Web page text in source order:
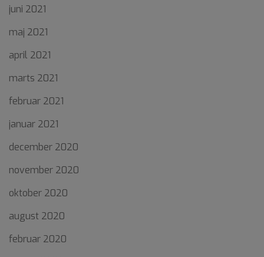
juni 2021
maj 2021
april 2021
marts 2021
februar 2021
januar 2021
december 2020
november 2020
oktober 2020
august 2020
februar 2020